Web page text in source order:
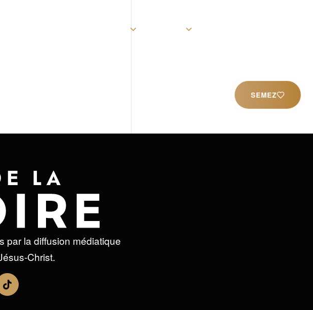
SEMEZ
par la diffusion médiatique
Christ.